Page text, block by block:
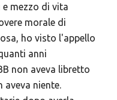
e mezzo di vita
morale di
ho visto l'appello
anni
non aveva libretto
aveva niente.